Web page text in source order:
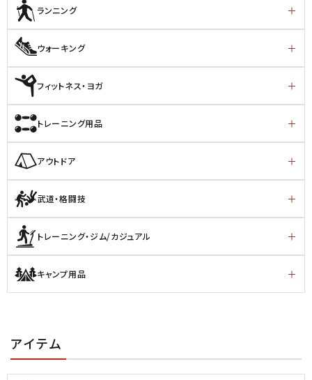
ランニング
ウォーキング
フィットネス・ヨガ
トレーニング用品
アウトドア
武道・格闘技
トレーニング・ジム/カジュアル
キャンプ用品
アイテム